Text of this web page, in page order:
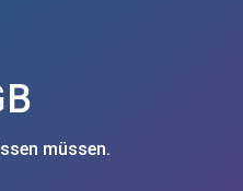
müssen.